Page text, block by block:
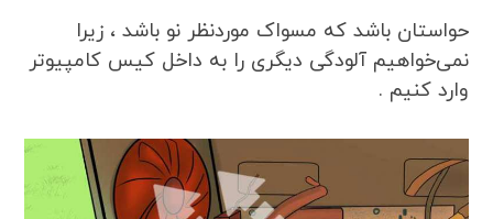
حواستان باشد که مسواک موردنظر نو باشد ، زیرا
نمی‌خواهیم آلودگی دیگری را به داخل کیس کامپیوتر
وارد کنیم .